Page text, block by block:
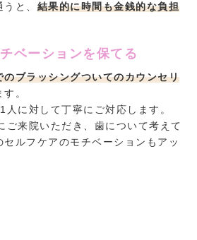
と、 結果的に時間も金銭的な負担
ベーションを保てる
のブラッシングついてのカウンセリ
。
に対して丁寧にご対応します。
ご来院いただき、歯について考えて
ルフケアのモチベーションもアッ